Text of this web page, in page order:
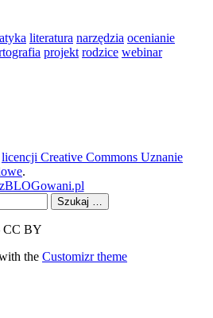
literatura narzędzia ocenianie
projekt rodzice webinar
licencji Creative Commons Uznanie
.
Szukaj …
BY
the Customizr theme